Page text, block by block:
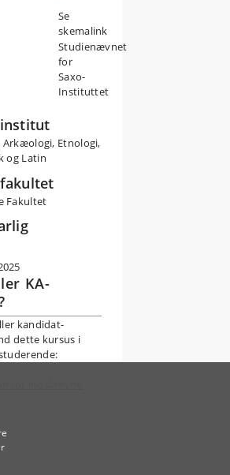
Se
skemalink
Studienævnet
for
Saxo-
Instituttet
Etnologi,
og Latin
Fakultet
KA-
kandidat-
dette kursus i